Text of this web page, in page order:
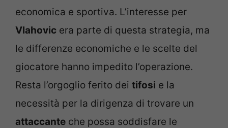
economica e sportiva. L’interesse per
Vlahovic era parte di questa strategia, ma
le differenze economiche e le scelte del
giocatore hanno impedito l’operazione.
Resta l’orgoglio ferito dei tifosi e la
necessità per la dirigenza di trovare un
attaccante che possa soddisfare le